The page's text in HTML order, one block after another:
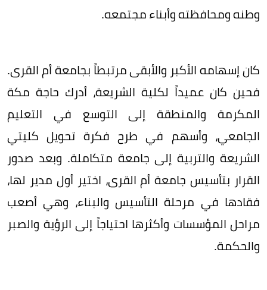
وطنه ومحافظته وأبناء مجتمعه.
كان إسهامه الأكبر والأبقى مرتبطاً بجامعة أم القرى.
فحين كان عميداً لكلية الشريعة، أدرك حاجة مكة
المكرمة والمنطقة إلى التوسع في التعليم
الجامعي، وأسهم في طرح فكرة تحويل كليتي
الشريعة والتربية إلى جامعة متكاملة. وبعد صدور
القرار بتأسيس جامعة أم القرى، اختير أول مدير لها،
فقادها في مرحلة التأسيس والبناء، وهي أصعب
مراحل المؤسسات وأكثرها احتياجاً إلى الرؤية والصبر
والحكمة.